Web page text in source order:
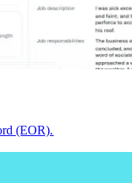
(EOR).​​